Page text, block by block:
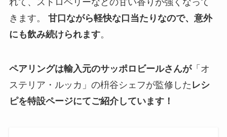
れて、ストロベリーなどの甘い香りが強くなって
きます。 甘口ながら軽快な口当たりなので、意外
にも飲み続けられます。
ペアリングは輸入元のサッポロビールさんが「オ
ステリア・ルッカ」の枡谷シェフが監修した レシ
ピを特設ページにてご紹介しています！